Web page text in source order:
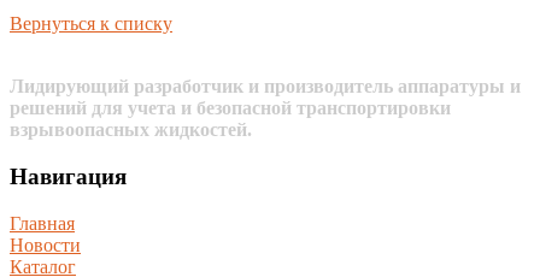
Вернуться к списку
Лидирующий разработчик и производитель аппаратуры и
решений для учета и безопасной транспортировки
взрывоопасных жидкостей.
Навигация
Главная
Новости
Каталог